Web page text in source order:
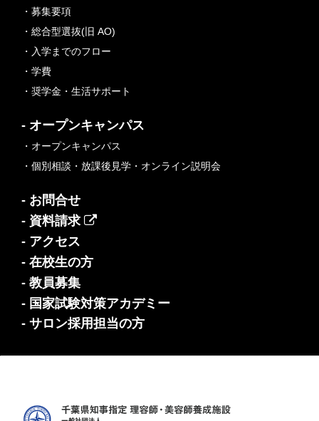
・募集要項
・総合型選抜(旧 AO)
・入学までのフロー
・学費
・奨学金・生活サポート
- オープンキャンパス
・オープンキャンパス
・個別相談・放課後見学・オンライン説明会
- お問合せ
- 資料請求
- アクセス
- 在校生の方
- 教員募集
- 国家試験対策アカデミー
- サロン採用担当の方